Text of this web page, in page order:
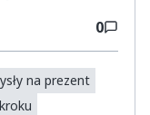
0
na prezent